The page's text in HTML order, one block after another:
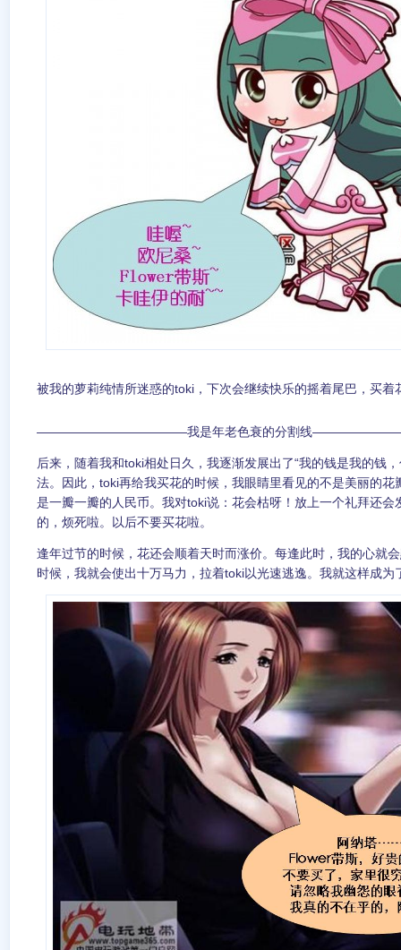
被我的萝莉纯情所迷惑的toki，下次会继续快乐的摇着尾巴，买着
————————————我是年老色衰的分割线
后来，随着我和toki相处日久，我逐渐发展出了“我的钱是我的钱
法。因此，toki再给我买花的时候，我眼睛里看见的不是美丽的花
是一瓣一瓣的人民币。我对toki说：花会枯呀！放上一个礼拜还会
的，烦死啦。以后不要买花啦。
逢年过节的时候，花还会顺着天时而涨价。每逢此时，我的心就
时候，我就会使出十万马力，拉着toki以光速逃逸。我就这样成